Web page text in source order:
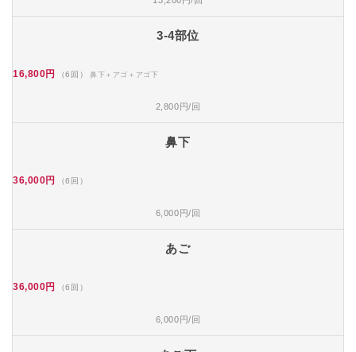
3-4部位
16,800円 （6回） 鼻下＋アゴ＋アゴ下
2,800円/回
鼻下
36,000円 （6回）
6,000円/回
あご
36,000円 （6回）
6,000円/回